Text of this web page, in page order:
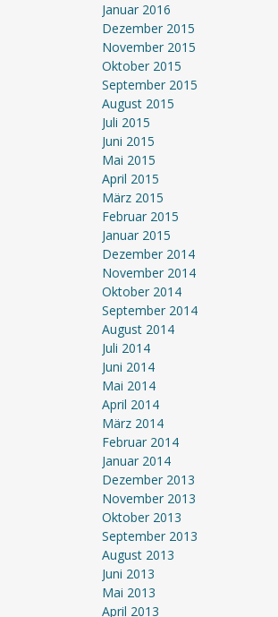
Januar 2016
Dezember 2015
November 2015
Oktober 2015
September 2015
August 2015
Juli 2015
Juni 2015
Mai 2015
April 2015
März 2015
Februar 2015
Januar 2015
Dezember 2014
November 2014
Oktober 2014
September 2014
August 2014
Juli 2014
Juni 2014
Mai 2014
April 2014
März 2014
Februar 2014
Januar 2014
Dezember 2013
November 2013
Oktober 2013
September 2013
August 2013
Juni 2013
Mai 2013
April 2013